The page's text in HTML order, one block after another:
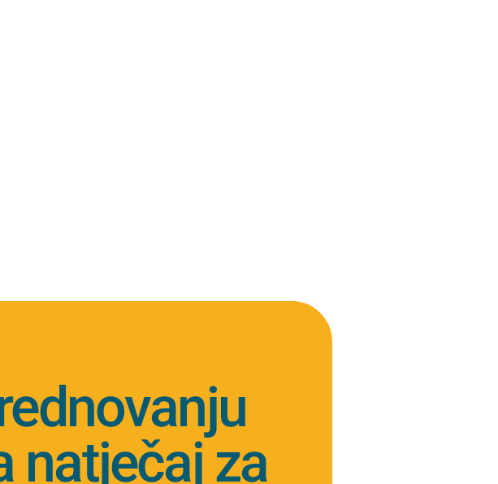
natječaj za